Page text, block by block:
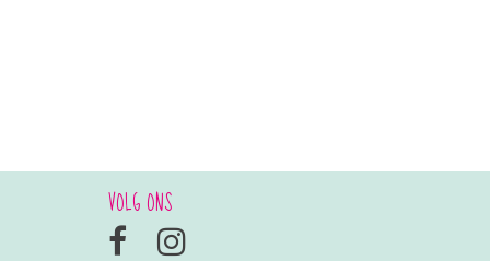
VOLG ONS